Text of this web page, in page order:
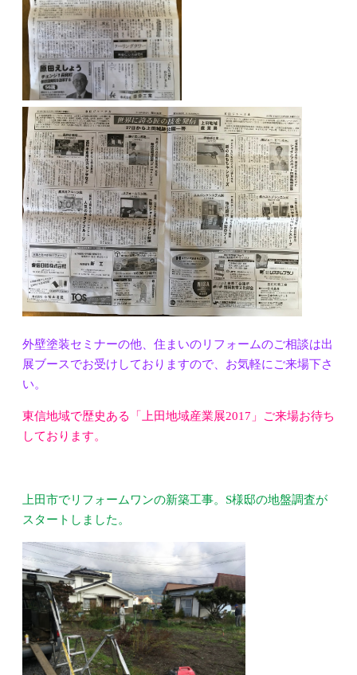
外壁塗装セミナーの他、住まいのリフォームのご相談は出
展ブースでお受けしておりますので、お気軽にご来場下さ
い。
東信地域で歴史ある「上田地域産業展2017」ご来場お待ち
しております。
上田市でリフォームワンの新築工事。S様邸の地盤調査が
スタートしました。